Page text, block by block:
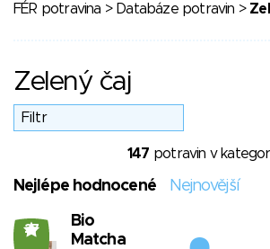
FÉR potravina > Databáze potravin >
Zelený čaj
147 potravin v
Nejlépe hodnocené Nejnovější
27
Bio
Matcha